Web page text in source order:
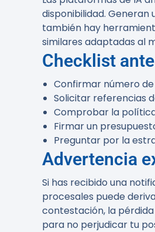
disponibilidad.
también hay
similares adaptadas al
Checklist
Confirmar número
Solicitar referencias
Comprobar la
Firmar un
Preguntar por la
Advertencia
Si has recibido una
procesales puede
contestación, la
para no perjudicar tu